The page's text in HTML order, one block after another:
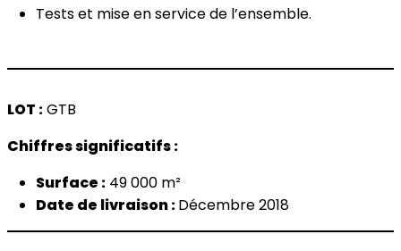
Tests et mise en service de l’ensemble.
LOT :GTB
Chiffres significatifs :
Surface : 49 000 m²
Date de livraison :Décembre 2018